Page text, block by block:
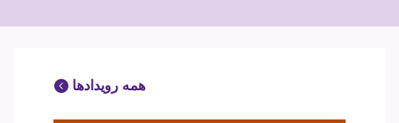
همه رویدادها